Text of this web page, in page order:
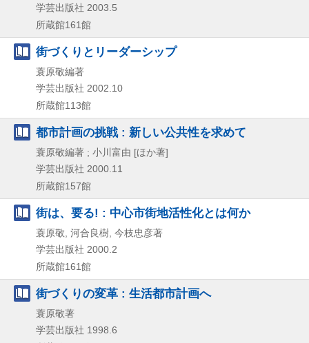
学芸出版社 2003.5
所蔵館161館
街づくりとリーダーシップ
蓑原敬編著
学芸出版社 2002.10
所蔵館113館
都市計画の挑戦 : 新しい公共性を求めて
蓑原敬編著 ; 小川富由 [ほか著]
学芸出版社 2000.11
所蔵館157館
街は、要る! : 中心市街地活性化とは何か
蓑原敬, 河合良樹, 今枝忠彦著
学芸出版社 2000.2
所蔵館161館
街づくりの変革 : 生活都市計画へ
蓑原敬著
学芸出版社 1998.6